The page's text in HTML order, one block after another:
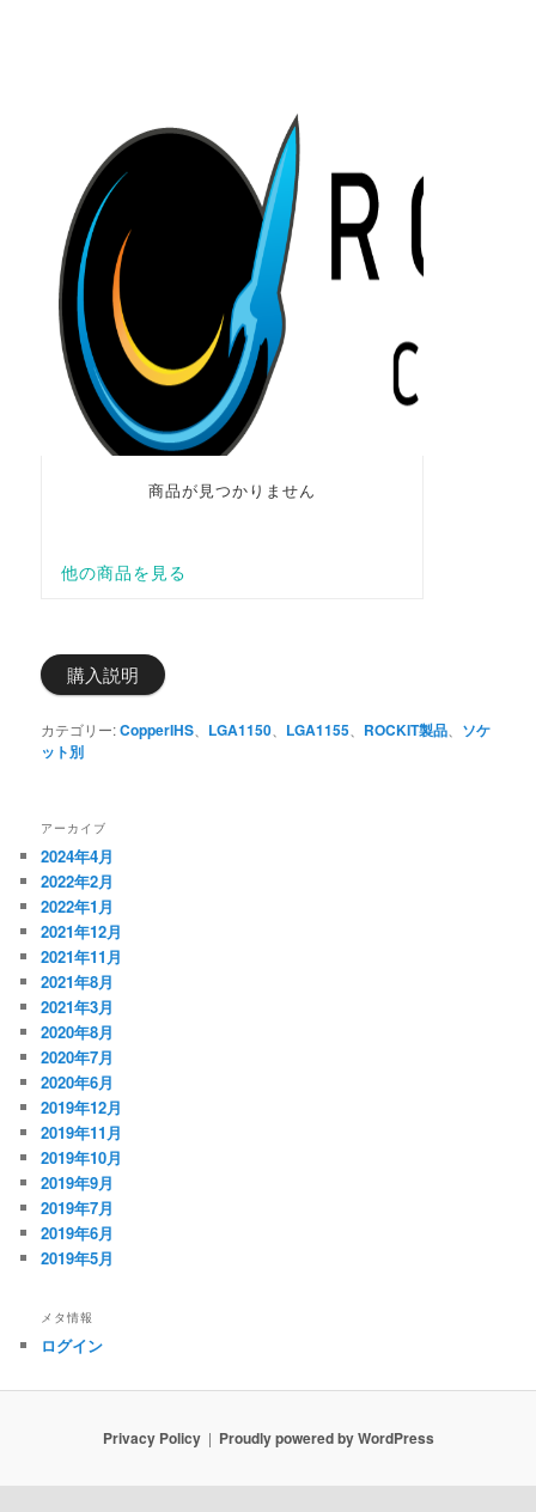
購入説明
カテゴリー:CopperIHS LGA1150 LGA1155 ROCKIT製品
ソケ
ット別
アーカイブ
2024年4月
2022年2月
2022年1月
2021年12月
2021年11月
2021年8月
2021年3月
2020年8月
2020年7月
2020年6月
2019年12月
2019年11月
2019年10月
2019年9月
2019年7月
2019年6月
2019年5月
メタ情報
ログイン
Privacy Policy Proudly powered by WordPress